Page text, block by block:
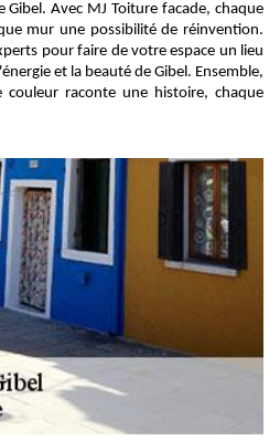
Gibel. Avec MJ Toiture facade, chaque
mur une possibilité de réinvention.
pour faire de votre espace un lieu
et la beauté de Gibel. Ensemble,
couleur raconte une histoire, chaque